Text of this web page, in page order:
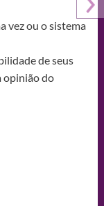
vez ou o sistema
de seus
opinião do